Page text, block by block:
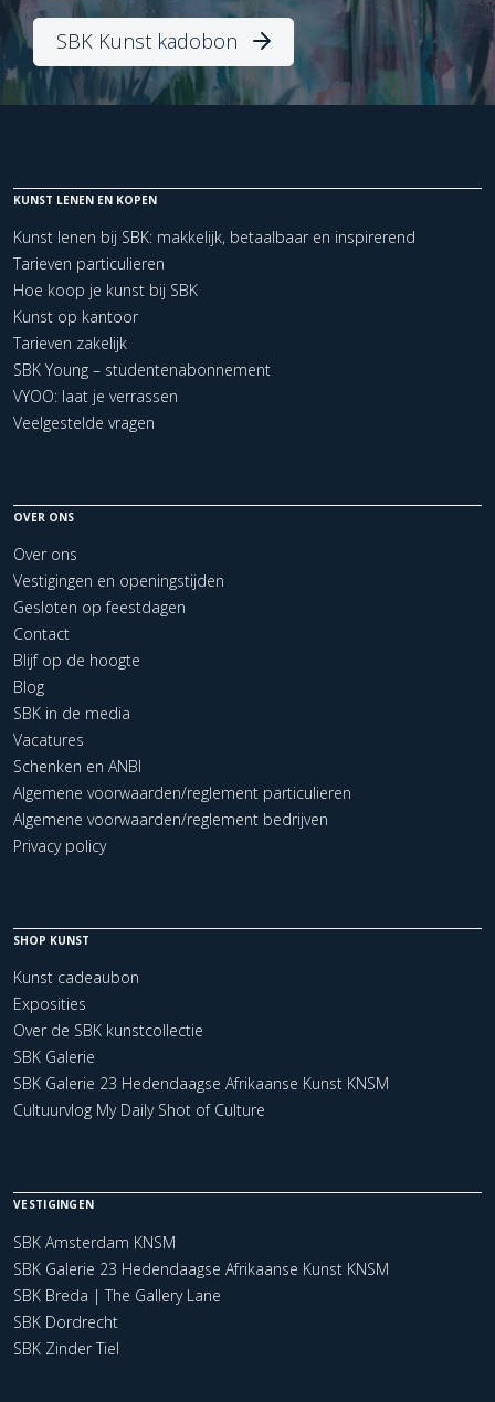
SBK Kunst kadobon
KUNST LENEN EN KOPEN
Kunst lenen bij SBK: makkelijk, betaalbaar en inspirerend
Tarieven particulieren
Hoe koop je kunst bij SBK
Kunst op kantoor
Tarieven zakelijk
SBK Young – studentenabonnement
VYOO: laat je verrassen
Veelgestelde vragen
OVER ONS
Over ons
Vestigingen en openingstijden
Gesloten op feestdagen
Contact
Blijf op de hoogte
Blog
SBK in de media
Vacatures
Schenken en ANBI
Algemene voorwaarden/reglement particulieren
Algemene voorwaarden/reglement bedrijven
Privacy policy
SHOP KUNST
Kunst cadeaubon
Exposities
Over de SBK kunstcollectie
SBK Galerie
SBK Galerie 23 Hedendaagse Afrikaanse Kunst KNSM
Cultuurvlog My Daily Shot of Culture
VESTIGINGEN
SBK Amsterdam KNSM
SBK Galerie 23 Hedendaagse Afrikaanse Kunst KNSM
SBK Breda | The Gallery Lane
SBK Dordrecht
SBK Zinder Tiel